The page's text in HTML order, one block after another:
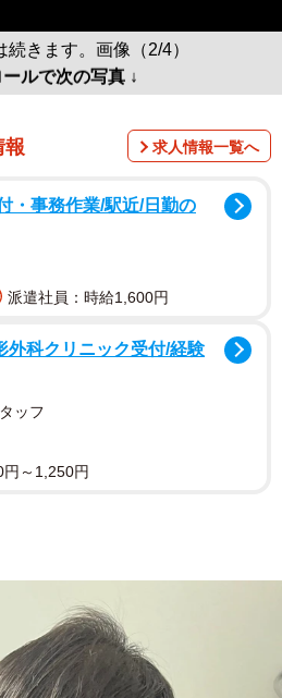
続きます。画像（2/4）
ールで次の写真 ↓
報 求人情報一覧へ
・事務作業/駅近/日勤の
派遣社員：時給1,600円
外科クリニック受付/経験
ッフ
～1,250円